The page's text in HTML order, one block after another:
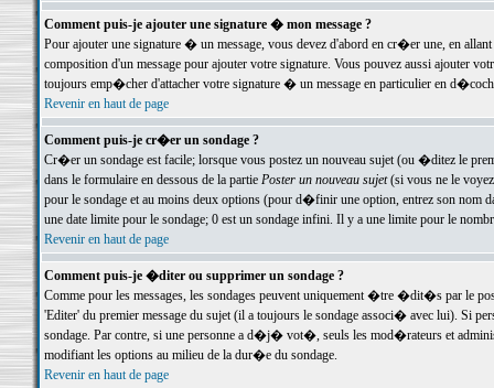
Comment puis-je ajouter une signature � mon message ?
Pour ajouter une signature � un message, vous devez d'abord en cr�er une, en
composition d'un message pour ajouter votre signature. Vous pouvez aussi ajouter
toujours emp�cher d'attacher votre signature � un message en particulier en
Revenir en haut de page
Comment puis-je cr�er un sondage ?
Cr�er un sondage est facile; lorsque vous postez un nouveau sujet (ou �ditez le
dans le formulaire en dessous de la partie Poster un nouveau sujet(si vous ne le voyez
pour le sondage et au moins deux options (pour d�finir une option, entrez son nom
une date limite pour le sondage; 0 est un sondage infini. Il y a une limite pour le
Revenir en haut de page
Comment puis-je �diter ou supprimer un sondage ?
Comme pour les messages, les sondages peuvent uniquement �tre �dit�s par le
'Editer' du premier message du sujet (il a toujours le sondage associ� avec lui). Si
sondage. Par contre, si une personne a d�j� vot�, seuls les mod�rateurs et
modifiant les options au milieu de la dur�e du sondage.
Revenir en haut de page